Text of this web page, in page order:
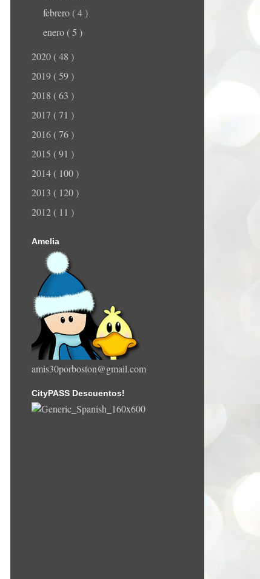
febrero ( 4 )
enero ( 5 )
2020 ( 48 )
2019 ( 59 )
2018 ( 63 )
2017 ( 71 )
2016 ( 76 )
2015 ( 91 )
2014 ( 100 )
2013 ( 120 )
2012 ( 11 )
Amelia
amis30porboston@gmail.com
CityPASS Descuentos!